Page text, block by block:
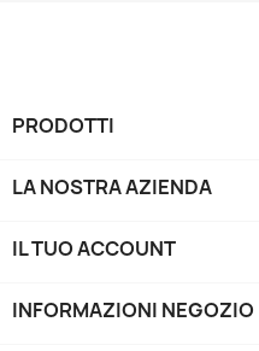
PRODOTTI
LA NOSTRA AZIENDA
IL TUO ACCOUNT
INFORMAZIONI NEGOZIO